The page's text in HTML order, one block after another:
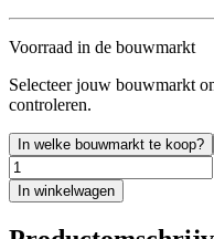
Voorraad in de bouwmarkt
Selecteer jouw bouwmarkt
controleren.
In welke bouwmarkt te koop?
In winkelwagen